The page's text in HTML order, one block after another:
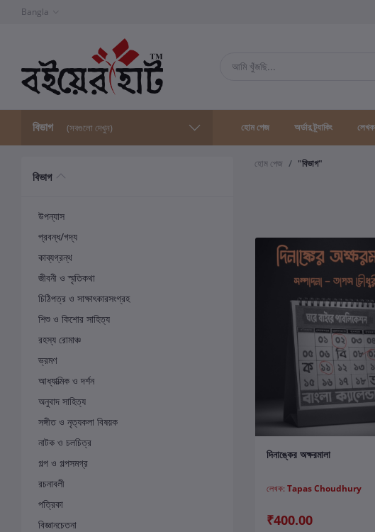
Bangla
বিভাগ (সবগুলো দেখুন) হোম পেজ অর্ডার ট্র্যাকিং লেখক
বিভাগ
উপন্যাস
প্রবন্ধ/গদ্য
কাব্যগ্রন্থ
জীবনী ও স্মৃতিকথা
চিঠিপত্র ও সাক্ষাৎকারসংগ্রহ
শিশু ও কিশোর সাহিত্য
রহস্য রোমাঞ্চ
ভ্রমণ
আধ্যাত্মিক ও দর্শন
অনুবাদ সাহিত্য
সঙ্গীত ও নৃত্যকলা বিষয়ক
নাটক ও চলচিত্র
গল্প ও গল্পসমগ্র
রচনাবলী
পত্রিকা
বিজ্ঞানচেতনা
হোম পেজ
"বিভাগ"
কার্টে যোগ করুন
দিনাঙ্কের অক্ষরমালা
লেখক: Tapas Choudhury
₹400.00